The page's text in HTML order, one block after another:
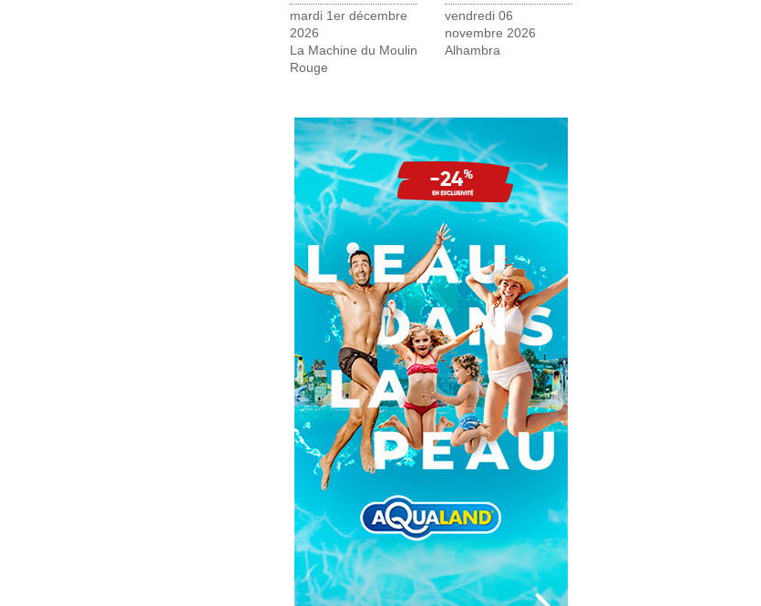
mardi 1er décembre
2026
La Machine du Moulin
Rouge
vendredi 06
novembre 2026
Alhambra